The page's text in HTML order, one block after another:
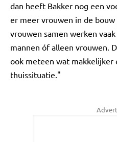
dan heeft Bakker nog een
er meer vrouwen in de
vrouwen samen werken
mannen óf alleen vrouwen.
ook meteen wat makkelijker
thuissituatie."